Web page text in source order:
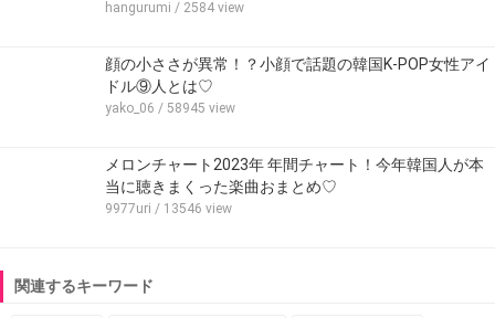
hangurumi / 2584 view
顔の小ささが異常！？小顔で話題の韓国K-POP女性アイ
ドル⑨人とは♡
yako_06 / 58945 view
メロンチャート2023年 年間チャート！今年韓国人が本
当に聴きまくった楽曲おまとめ♡
9977uri / 13546 view
関連するキーワード